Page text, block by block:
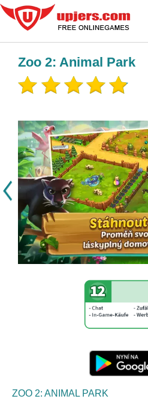
Zoo 2: Animal Park
ZOO 2: ANIMAL PARK